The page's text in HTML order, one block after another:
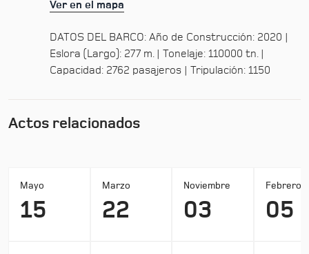
Ver en el mapa
DATOS DEL BARCO: Año de Construcción: 2020 |
Eslora (Largo): 277 m. | Tonelaje: 110000 tn. |
Capacidad: 2762 pasajeros | Tripulación: 1150
Actos relacionados
Mayo
15
Marzo
22
Noviembre
03
Febrero
05